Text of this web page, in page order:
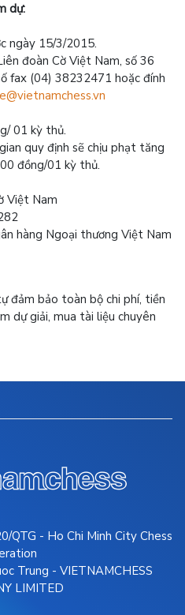
dự:
ngày 15/3/2015.
đoàn Cờ Việt Nam, số 36
fax (04) 38232471 hoặc đính
01 kỳ thủ.
quy định sẽ chịu phạt tăng
đồng/01 kỳ thủ.
Việt Nam
hàng Ngoại thương Việt Nam
đảm bảo toàn bộ chi phí, tiền
dự giải, mua tài liệu chuyên
- Ho Chi Minh City Chess
Trung - VIETNAMCHESS
LIMITED